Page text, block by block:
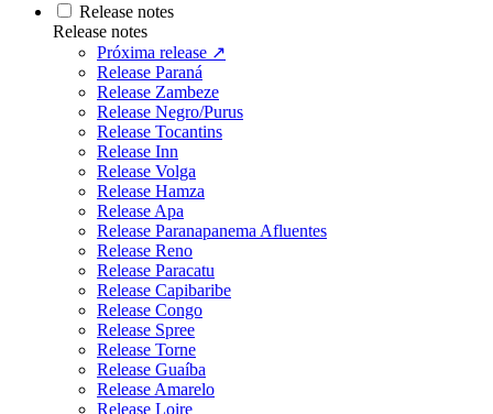
Release notes
Release notes
Próxima release ↗
Release Paraná
Release Zambeze
Release Negro/Purus
Release Tocantins
Release Inn
Release Volga
Release Hamza
Release Apa
Release Paranapanema Afluentes
Release Reno
Release Paracatu
Release Capibaribe
Release Congo
Release Spree
Release Torne
Release Guaíba
Release Amarelo
Release Loire